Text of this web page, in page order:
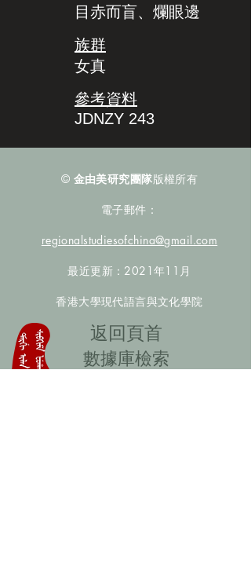
目赤而盲、爛眼邊
族群
女真
參考資料
JDNZY 243
© 金由美研究團隊版權所有
電子郵件：
regionalstudiesofchina@gmail.com
最近更新：2021年11月
香港大學現代語言與文化學院
​返回頁首
數據庫檢索